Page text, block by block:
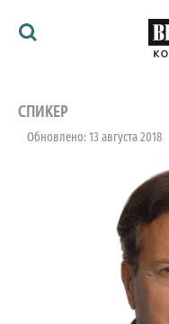
Архив
Ведомости
Как потратить
СПИКЕР
Обновлено: 13 августа 2018